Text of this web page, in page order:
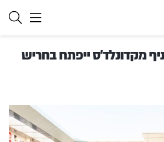
סניף מקדונלד'ס ייפתח בחריש